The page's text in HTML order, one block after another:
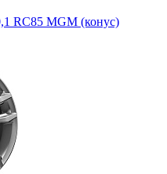
RC85 MGM (конус)